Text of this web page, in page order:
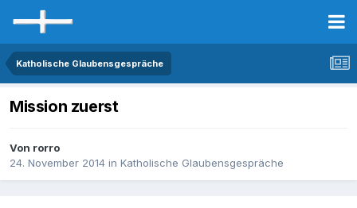
Katholische Glaubensgespräche
Mission zuerst
Von rorro
24. November 2014 in Katholische Glaubensgespräche